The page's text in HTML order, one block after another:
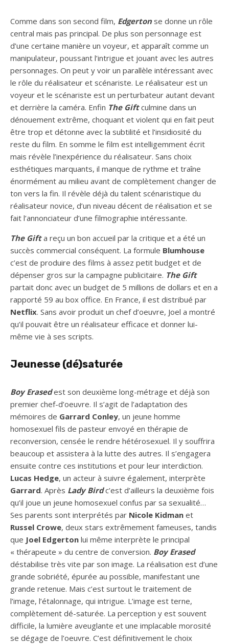
Comme dans son second film, Edgertonse donne un rôle
central mais pas principal. De plus son personnage est
d’une certaine manière un voyeur, et apparaît comme un
manipulateur, poussant l’intrigue et jouant avec les autres
personnages. On peut y voir un parallèle intéressant avec
le rôle du réalisateur et scénariste. Le réalisateur est un
voyeur et le scénariste est un perturbateur autant devant
et derrière la caméra. Enfin The Giftculmine dans un
dénouement extrême, choquant et violent qui en fait peut
être trop et détonne avec la subtilité et l’insidiosité du
reste du film. En somme le film est intelligemment écrit
mais révèle l’inexpérience du réalisateur. Sans choix
esthétiques marquants, il manque de rythme et traîne
énormément au milieu avant de complètement changer de
ton vers la fin. Il révèle déjà du talent scénaristique du
réalisateur novice, d’un niveau décent de réalisation et se
fait l’annonciateur d’une filmographie intéressante.
The Gifta reçu un bon accueil par la critique et a été un
succès commercial conséquent. La formule Blumhouse
c’est de produire des films à assez petit budget et de
dépenser gros sur la campagne publicitaire. The Gift
partait donc avec un budget de 5 millions de dollars et en a
rapporté 59 au box office. En France, il est distribué par
Netflix. Sans avoir produit un chef d’oeuvre, Joel a montré
qu’il pouvait être un réalisateur efficace et donner lui-
même vie à ses scripts.
Jeunesse (dé)saturée
Boy Erasedest son deuxième long-métrage et déjà son
premier chef-d’oeuvre. Il s’agit de l’adaptation des
mémoires de Garrard Conley, un jeune homme
homosexuel fils de pasteur envoyé en thérapie de
reconversion, censée le rendre hétérosexuel. Il y souffrira
beaucoup et assistera à la lutte des autres. Il s’engagera
ensuite contre ces institutions et pour leur interdiction.
Lucas Hedge, un acteur à suivre également, interprète
Garrard. Après Lady Birdc’est d’ailleurs la deuxième fois
qu’il joue un jeune homosexuel confus par sa sexualité…
Ses parents sont interprétés par Nicole Kidman et
Russel Crowe, deux stars extrêmement fameuses, tandis
que Joel Edgerton lui même interprète le principal
« thérapeute » du centre de conversion. Boy Erased
déstabilise très vite par son image. La réalisation est d’une
grande sobriété, épurée au possible, manifestant une
grande retenue. Mais c’est surtout le traitement de
l’image, l’étalonnage, qui intrigue. L’image est terne,
complètement dé-saturée. La perception y est souvent
difficile, la lumière aveuglante et une implacable morosité
se dégage de l’oeuvre. C’est définitivement le choix